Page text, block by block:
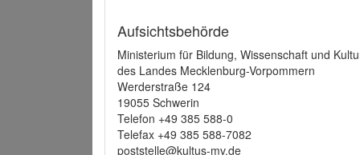
Aufsichtsbehörde
Ministerium für Bildung, Wissenschaft und
des Landes Mecklenburg-Vorpommern
Werderstraße 124
19055 Schwerin
Telefon +49 385 588-0
Telefax +49 385 588-7082
poststelle@kultus-mv.de